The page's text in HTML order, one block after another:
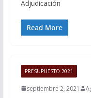
Adjudicación
Read More
PRESUPUESTO 2021
septiembre 2, 2021